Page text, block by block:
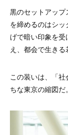
黒のセットアッ
を締めるのはシ
げで暗い印象を
え、都会で生きる
この装いは、「
ちな東京の縮図だ。